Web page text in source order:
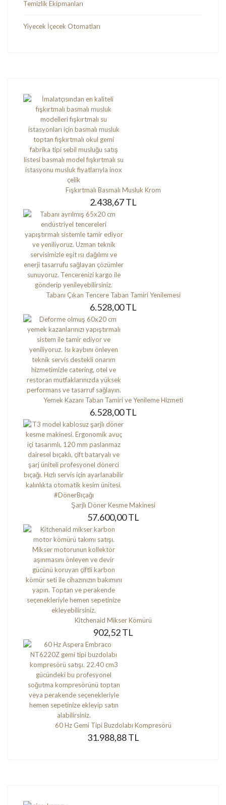
Temizlik Ekipmanları
Yiyecek İçecek Otomatları
Fışkırtmalı Basmalı Musluk Krom
2.438,67 TL
Tabanı Çıkan Tencere Taban Tamiri Yenilemesi
6.528,00 TL
Yemek Kazanı Taban Tamiri ve Yenileme Hizmeti
6.528,00 TL
Şarjlı Döner Kesme Makinesi
57.600,00 TL
Kitchenaid Mikser Kömürü
902,52 TL
60 Hz Gemi Tipi Buzdolabı Kompresörü
31.988,88 TL